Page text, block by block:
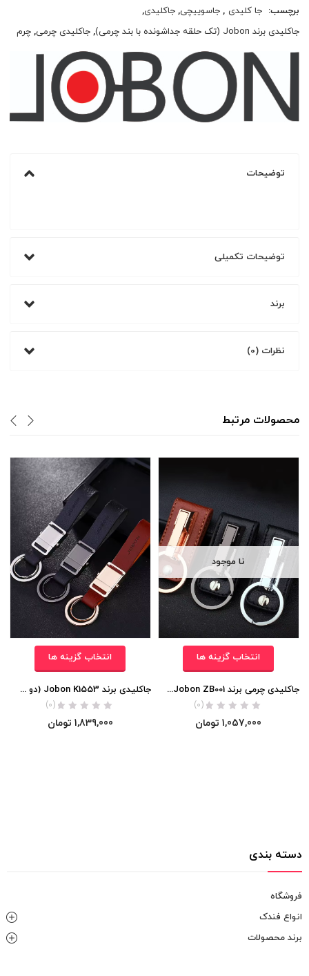
برچسب: جا کلیدی ,جاسوییچی,جاکلیدی,
جاکلیدی برند Jobon (تک حلقه جداشونده با بند چرمی)
,جاکلیدی چرمی,چرم
توضیحات
توضیحات تکمیلی
برند
نظرات (0)
محصولات مرتبط
نا موجود
انتخاب گزینه ها
جاکلیدی چرمی برند Jobon ZB001 (تک حلقه کوتاه)
(0)
1,057,000 تومان
انتخاب گزینه ها
جاکلیدی برند Jobon K1553 (دو حلقه جداشونده با بند چرمی)
(0)
1,839,000 تومان
دسته بندی
فروشگاه
انواع فندک
برند محصولات